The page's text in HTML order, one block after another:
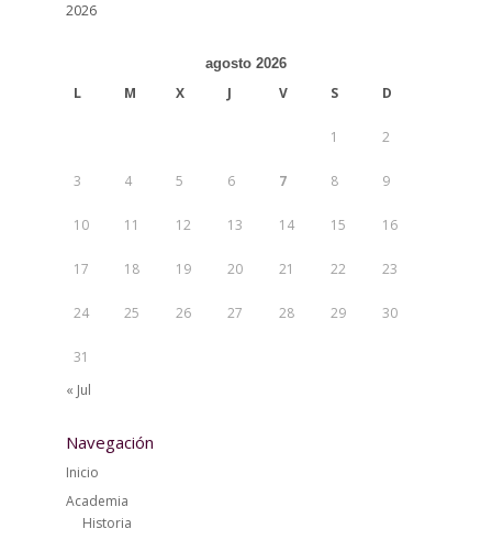
2026
agosto 2026
L M X J V S D
1 2
3 4 5 6 7 8 9
10 11 12 13 14 15 16
17 18 19 20 21 22 23
24 25 26 27 28 29 30
31
« Jul
Navegación
Inicio
Academia
Historia